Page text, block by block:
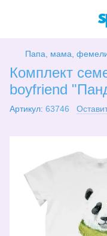
Папа, мама,
Комплект
boyfriend
Артикул: 63746